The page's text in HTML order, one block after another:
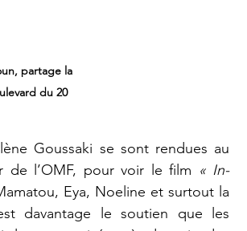
partage la
du 20
Goussaki se sont rendues au
de l’OMF, pour voir le film « In-
Eya, Noeline et surtout la
davantage le soutien que les